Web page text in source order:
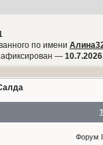
по имени
—
Форум